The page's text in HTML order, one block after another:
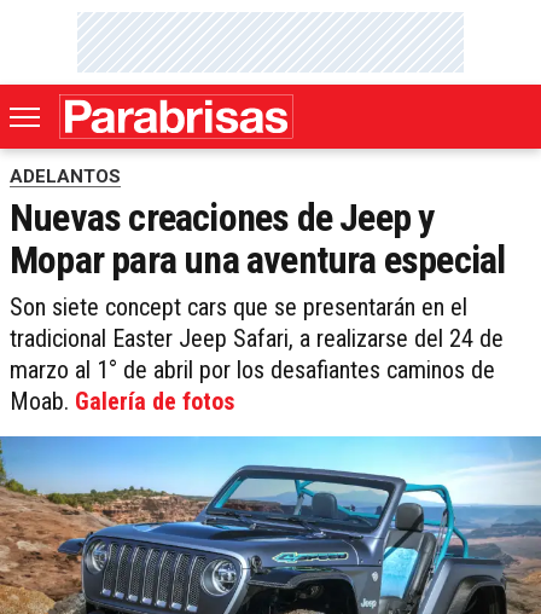
ADELANTOS
Nuevas creaciones de Jeep y
Mopar para una aventura especial
Son siete concept cars que se presentarán en el
tradicional Easter Jeep Safari, a realizarse del 24 de
marzo al 1° de abril por los desafiantes caminos de
Moab. Galería de fotos